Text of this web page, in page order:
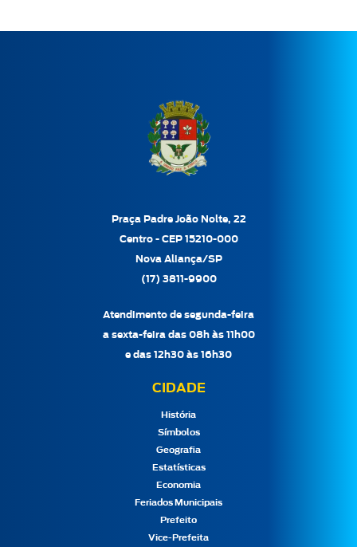
Praça Padre João Nolte, 22
Centro - CEP 15210-000
Nova Aliança/SP
(17) 3811-9900
Atendimento de segunda-feira
a sexta-feira das 08h às 11h00
e das 12h30 às 16h30
CIDADE
História
Símbolos
Geografia
Estatísticas
Economia
Feriados Municipais
Prefeito
Vice-Prefeita